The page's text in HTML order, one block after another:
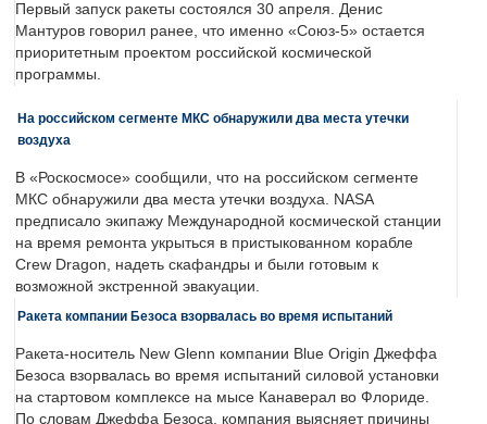
Первый запуск ракеты состоялся 30 апреля. Денис
Мантуров говорил ранее, что именно «Союз-5» остается
приоритетным проектом российской космической
программы.
На российском сегменте МКС обнаружили два места утечки
воздуха
В «Роскосмосе» сообщили, что на российском сегменте
МКС обнаружили два места утечки воздуха. NASA
предписало экипажу Международной космической станции
на время ремонта укрыться в пристыкованном корабле
Crew Dragon, надеть скафандры и были готовым к
возможной экстренной эвакуации.
Ракета компании Безоса взорвалась во время испытаний
Ракета-носитель New Glenn компании Blue Origin Джеффа
Безоса взорвалась во время испытаний силовой установки
на стартовом комплексе на мысе Канаверал во Флориде.
По словам Джеффа Безоса, компания выясняет причины